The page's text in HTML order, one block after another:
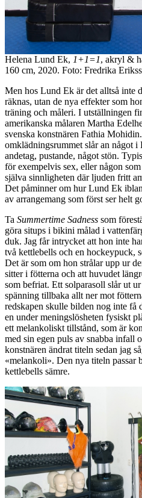
Helena Lund Ek, 1+1=1,​ akryl &
160 cm, 2020. Foto: Fredrika
Men hos Lund Ek är det alltså inte
räknas, utan de nya effekter som
träning och måleri. I utställningen
amerikanska målaren Martha
svenska konstnären Fathia
omklädningsrummet slår an något
andetag, pustande, något stön.
för exempelvis sex, eller någon
själva sinnligheten där ljuden fritt
Det påminner om hur Lund Ek
av arrangemang som först ser helt
Ta Summertime Sadness som
göra situps i bikini målad i
duk. Jag får intrycket att hon inte
två kettlebells och en hockeypuck,
Det är som om hon strålar upp ur
sitter i fötterna och att huvudet
som befriat. Ett solparasoll slår ut
spänning tillbaka allt ner mot
redskapen skulle bilden nog inte få
en under meningslösheten fysiskt
ett melankoliskt tillstånd, som är
med sin egen puls av snabba infall
konstnären ändrat titeln sedan jag
«melankoli». Den nya titeln passar
kettlebells sämre.